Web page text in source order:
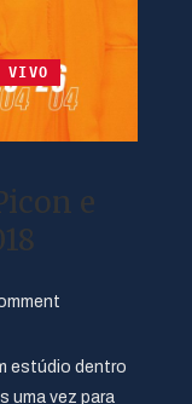
VIVO
e
estúdio dentro
uma vez para